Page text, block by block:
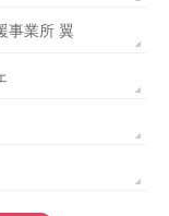
事業所 翼